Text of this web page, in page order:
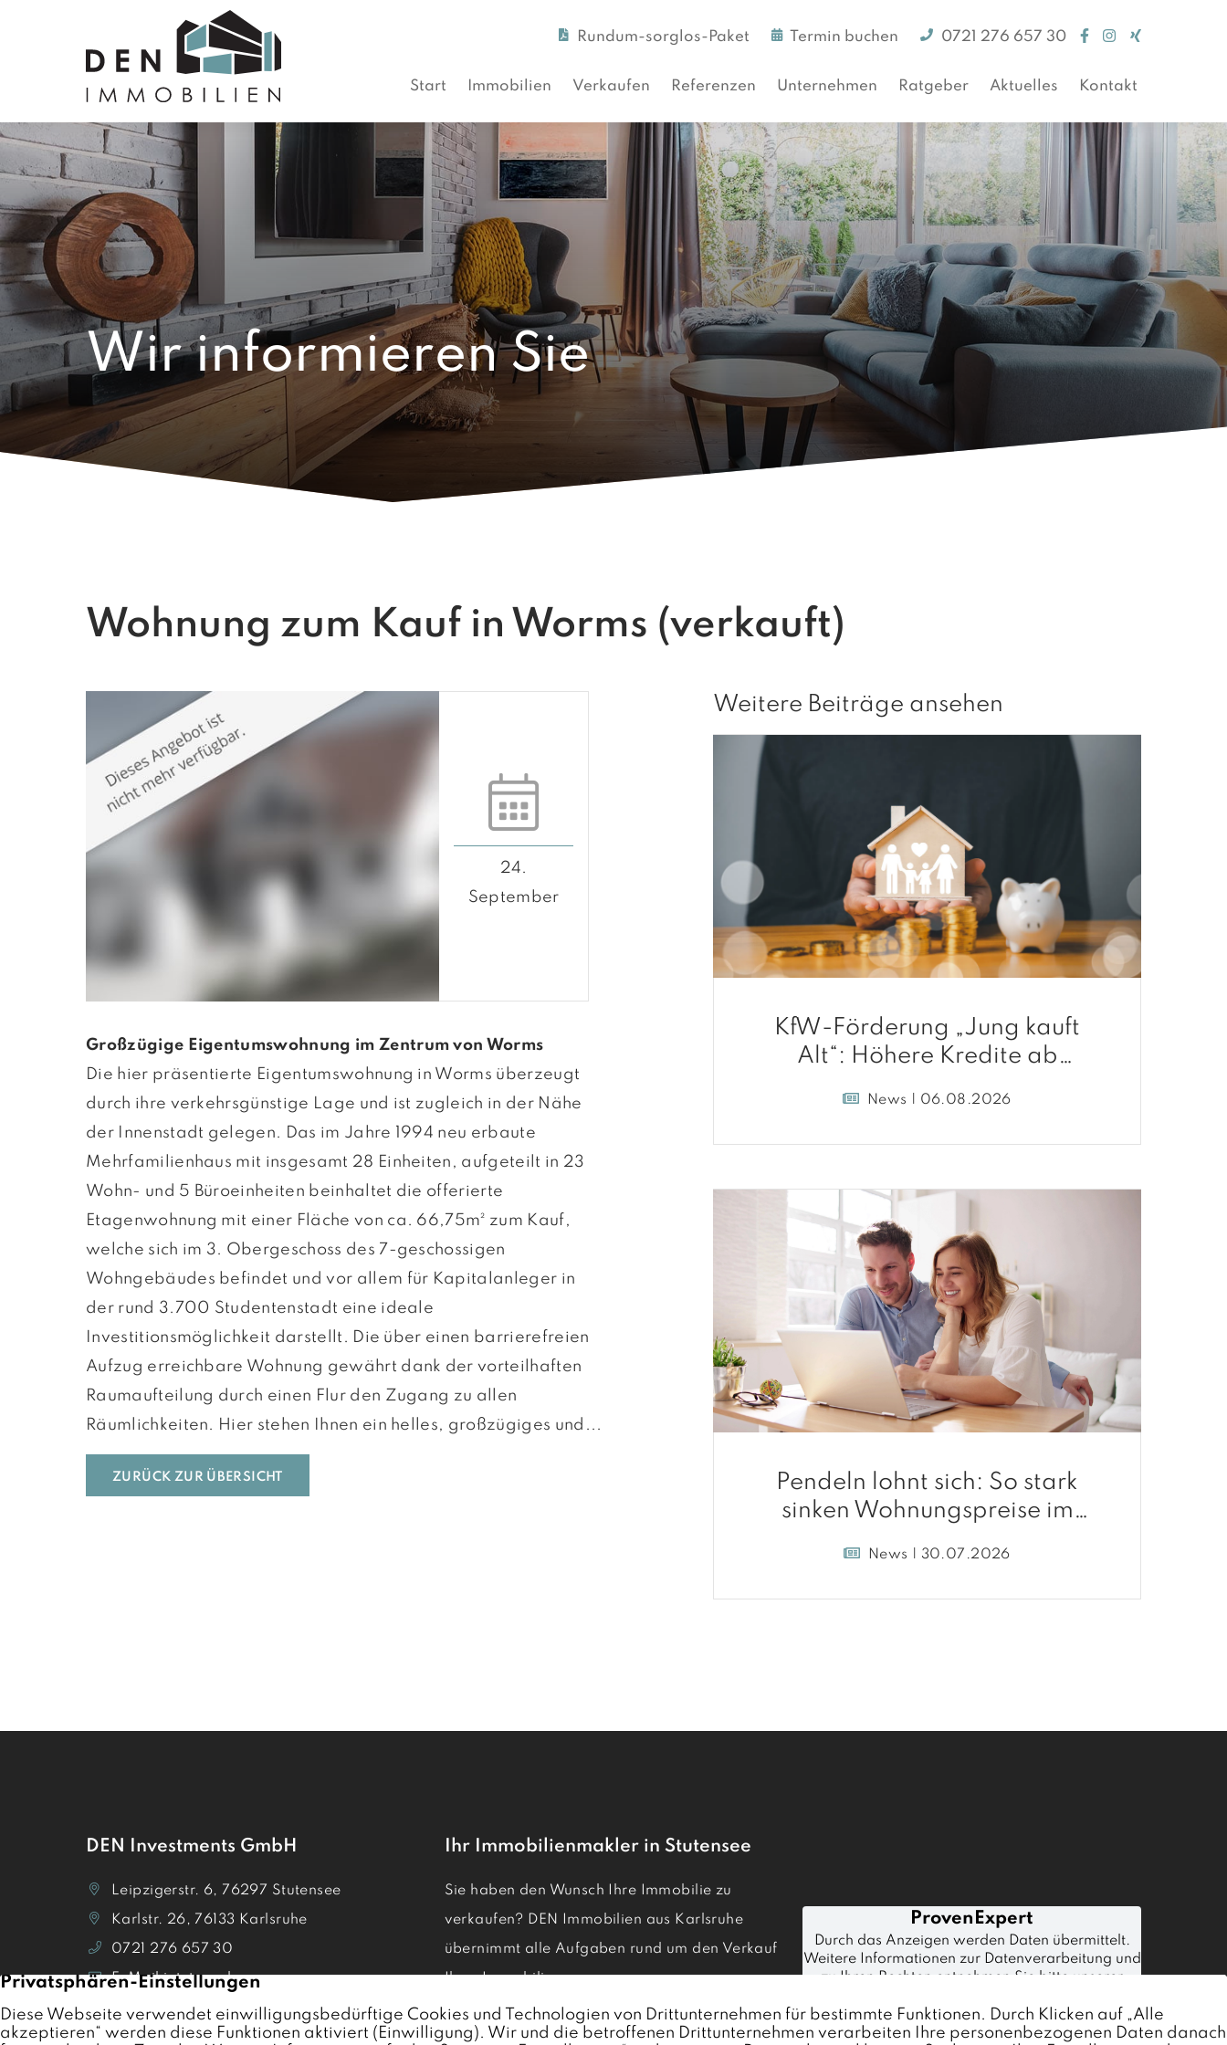
Rundum-sorglos-Paket Termin buchen 0721 276 657 30
Start Immobilien Verkaufen Referenzen Unternehmen Ratgeber Aktuelles Kontakt
Wir informieren Sie
Wohnung zum Kauf in Worms (verkauft)
24.
September
Großzügige Eigentumswohnung im Zentrum von Worms
Die hier präsentierte Eigentumswohnung in Worms überzeugt
durch ihre verkehrsgünstige Lage und ist zugleich in der Nähe
der Innenstadt gelegen. Das im Jahre 1994 neu erbaute
Mehrfamilienhaus mit insgesamt 28 Einheiten, aufgeteilt in 23
Wohn- und 5 Büroeinheiten beinhaltet die offerierte
Etagenwohnung mit einer Fläche von ca. 66,75m² zum Kauf,
welche sich im 3. Obergeschoss des 7-geschossigen
Wohngebäudes befindet und vor allem für Kapitalanleger in
der rund 3.700 Studentenstadt eine ideale
Investitionsmöglichkeit darstellt. Die über einen barrierefreien
Aufzug erreichbare Wohnung gewährt dank der vorteilhaften
Raumaufteilung durch einen Flur den Zugang zu allen
Räumlichkeiten. Hier stehen Ihnen ein helles, großzügiges und...
ZURÜCK ZUR ÜBERSICHT
Weitere Beiträge ansehen
KfW-Förderung „Jung kauft
Alt“: Höhere Kredite ab
News | 06.08.2026
Pendeln lohnt sich: So stark
sinken Wohnungspreise im
News | 30.07.2026
DEN Investments GmbH
Leipzigerstr. 6, 76297 Stutensee
Karlstr. 26, 76133 Karlsruhe
0721 276 657 30
E-Mail jetzt senden
Termin vereinbaren
Bewertungen auf Trustpilot
Ihr Immobilienmakler in Stutensee
Sie haben den Wunsch Ihre Immobilie zu
verkaufen? DEN Immobilien aus Karlsruhe
übernimmt alle Aufgaben rund um den Verkauf
Ihrer Immobilie.
Immobilie verkaufen